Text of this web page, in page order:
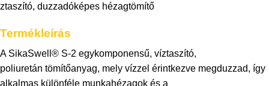
duzzadóképes hézagtömítő
Termékleírás
A SikaSwell® S-2 egykomponensű, víztaszító,
poliuretán tömítőanyag, mely vízzel érintkezve megduzzad, így
alkalmas különféle munkahézagok és a